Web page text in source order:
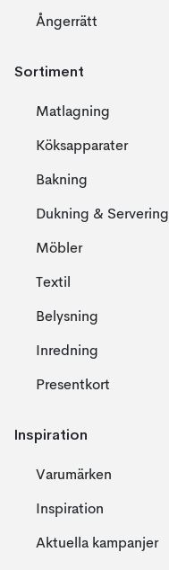
Ångerrätt
Sortiment
Matlagning
Köksapparater
Bakning
Dukning & Servering
Möbler
Textil
Belysning
Inredning
Presentkort
Inspiration
Varumärken
Inspiration
Aktuella kampanjer